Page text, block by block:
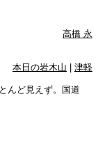
高橋 永
本日の岩木山 津軽
んど見えず。国道